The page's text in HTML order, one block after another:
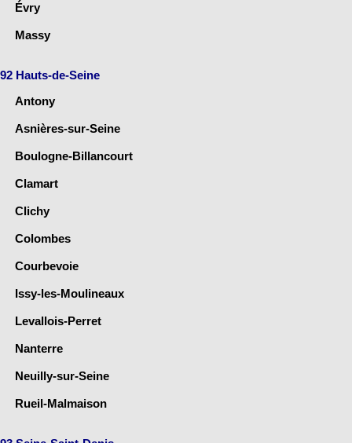
Évry
Massy
92 Hauts-de-Seine
Antony
Asnières-sur-Seine
Boulogne-Billancourt
Clamart
Clichy
Colombes
Courbevoie
Issy-les-Moulineaux
Levallois-Perret
Nanterre
Neuilly-sur-Seine
Rueil-Malmaison